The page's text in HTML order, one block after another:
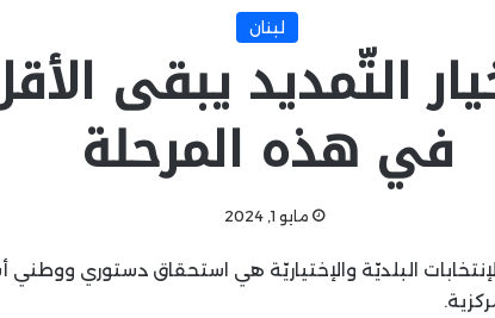
لبنان
التّمديد يبقى
في هذه المرحلة
مايو 1, 2024
البلديّة والإختياريّة هي استحقاق دستوري